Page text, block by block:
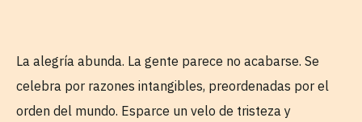
La alegría abunda. La gente parece no acabarse. Se
celebra por razones intangibles, preordenadas por el
orden del mundo. Esparce un velo de tristeza y